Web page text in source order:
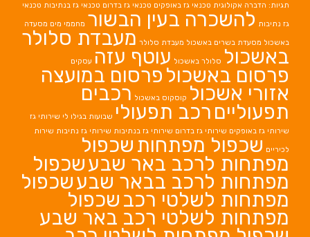
תגיות: הדברה אקולוגית טכנאי גז באופקים טכנאי גז בדרום טכנאי גז בנתיבות טכנאי
גז נתיבות להשכרה בעין הבשור מחממי מים מסעדה
באשכול מסעדת בשרים באשכול מעבדת סלולר מעבדת סלולר
באשכול סלולר באשכול עוטף עזה עסקים
פרסום באשכול פרסום במועצה
אזורי אשכול קוסקוס באשכול רכבים
תפעוליים רכב תפעולי שבועות בגילו לי שירותי גז
שירותי גז באופקים שירותי גז בדרום שירותי גז בנתיבות שירותי גז נתיבות שירות
לכיריים שכפול מפתחות שכפול
מפתחות לרכב באר שבעשכפול
מפתחות לרכב בבאר שבעשכפול
מפתחות לשלטי רכב שכפול
מפתחות לשלטי רכב באר שבע